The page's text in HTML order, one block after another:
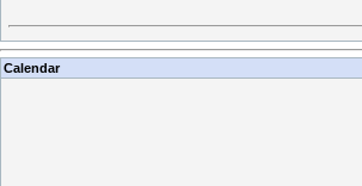
Calendar